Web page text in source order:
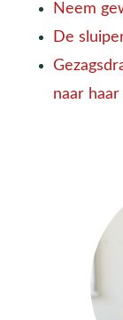
Neem
De
naar